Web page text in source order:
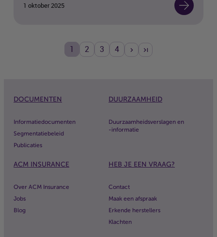
1 oktober 2025
1 2 3 4
DOCUMENTEN
Informatiedocumenten
Segmentatiebeleid
Publicaties
DUURZAAMHEID
Duurzaamheidsverslagen en
-informatie
ACM INSURANCE
Over ACM Insurance
Jobs
Blog
HEB JE EEN VRAAG?
Contact
Maak een afspraak
Erkende herstellers
Klachten